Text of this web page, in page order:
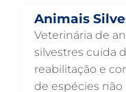
ENDOSCOPIA EM PETS
ENDOCRINOLOGIA
EMERGÊNCIA
Animais
Veterinária de
silvestres cuida
reabilitação e
de espécies não